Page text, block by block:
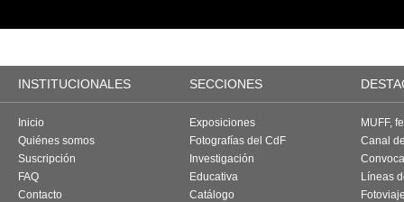
INSTITUCIONALES SECCIONES
Inicio
Quiénes somos
Suscripción
FAQ
Contacto
Exposiciones
Fotografías del CdF
Investigación
Educativa
Catálogo
MUFF,
Canal
Líneas